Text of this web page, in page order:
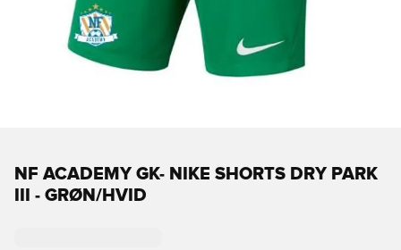
NF ACADEMY GK- NIKE SHORTS DRY PARK
III - GRØN/HVID